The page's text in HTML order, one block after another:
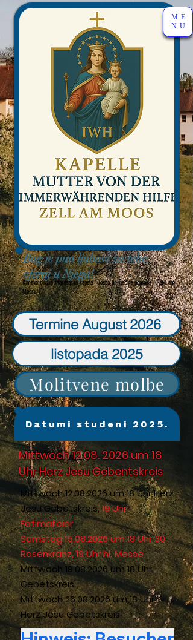
Bog je pun ljubavi za tebe,
vjeruj u Njega!
Rimokatolička marijanska kapela "Gospa od vječne pomoći" u Zell am
Moosu
Termine August 2026
listopada 2025
Molitvene molbe
Datumi studeni 2025.
Mittwoch12.08. 2026um 18
Uhr Herz Jesu Gebentskreis
Mittwoch12.08.2026um 18 Uhr Herz
Jesu Gebetskreis,19 Uhr
Fatimafeier
Samstag15.08.2026um 18 Uhr 30
Rosenkranz, 19 Uhr hl. Messe
Mittwoch 19.08.2026um 18 Uhr
Gebetskreis
Mittwoch26.08.2026um 18 Uhr
Herz Jesu Gebetskreis
ME
NU